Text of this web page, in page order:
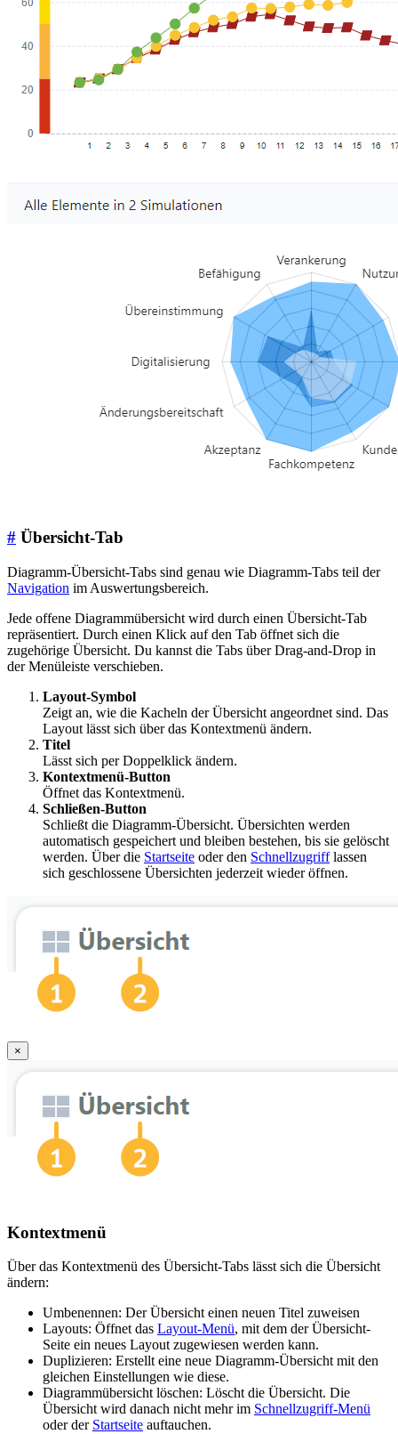
# Übersicht-Tab
Diagramm-Übersicht-Tabs sind genau wie Diagramm-Tabs teil der
Navigation im Auswertungsbereich.
Jede offene Diagrammübersicht wird durch einen Übersicht-Tab
repräsentiert. Durch einen Klick auf den Tab öffnet sich die
zugehörige Übersicht. Du kannst die Tabs über Drag-and-Drop in
der Menüleiste verschieben.
Layout-Symbol
Zeigt an, wie die Kacheln der Übersicht angeordnet sind. Das
Layout lässt sich über das Kontextmenü ändern.
Titel
Lässt sich per Doppelklick ändern.
Kontextmenü-Button
Öffnet das Kontextmenü.
Schließen-Button
Schließt die Diagramm-Übersicht. Übersichten werden
automatisch gespeichert und bleiben bestehen, bis sie gelöscht
werden. Über die Startseite oder den Schnellzugrifflassen
sich geschlossene Übersichten jederzeit wieder öffnen.
×
Kontextmenü
Über das Kontextmenü des Übersicht-Tabs lässt sich die Übersicht
ändern:
Umbenennen: Der Übersicht einen neuen Titel zuweisen
Layouts: Öffnet das Layout-Menü, mit dem der Übersicht-
Seite ein neues Layout zugewiesen werden kann.
Duplizieren: Erstellt eine neue Diagramm-Übersicht mit den
gleichen Einstellungen wie diese.
Diagrammübersicht löschen: Löscht die Übersicht. Die
Übersicht wird danach nicht mehr im Schnellzugriff-Menü
oder der Startseite auftauchen.